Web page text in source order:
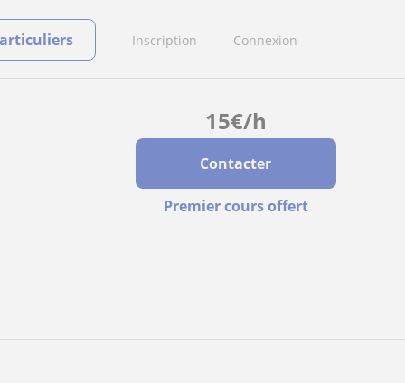
Inscription Connexion
15€/h
Contacter
Premier cours offert